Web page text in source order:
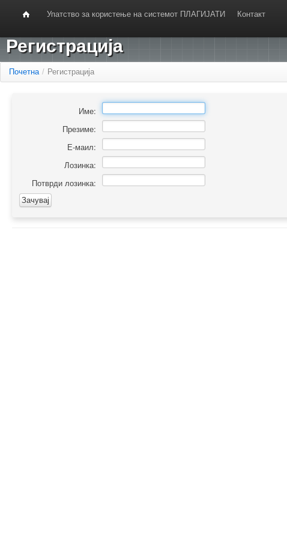
Упатство за користење на системот ПЛАГИЈАТИ Контакт
Регистрација
Почетна / Регистрација
Име:
Презиме:
Е-маил:
Лозинка:
Потврди лозинка: